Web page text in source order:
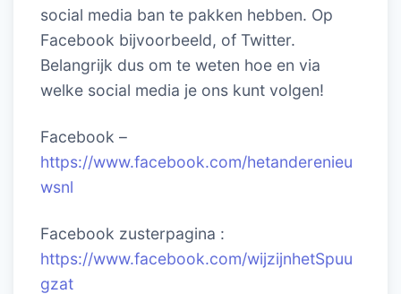
social media ban te pakken hebben. Op
Facebook bijvoorbeeld, of Twitter.
Belangrijk dus om te weten hoe en via
welke social media je ons kunt volgen!
Facebook –
https://www.facebook.com/hetanderenieu
wsnl
Facebook zusterpagina :
https://www.facebook.com/wijzijnhetSpuu
gzat